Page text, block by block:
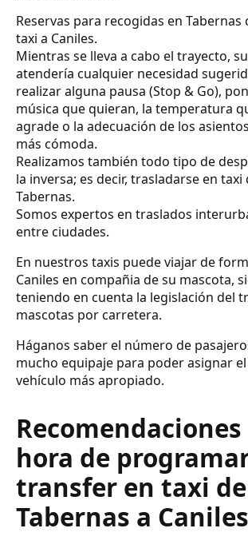
Reservas para recogidas en
taxi a Caniles.
Mientras se lleva a cabo el trayecto,
atendería cualquier necesidad
realizar alguna pausa (Stop & Go),
música que quieran, la temperatura
agrade o la adecuación de los
más cómoda.
Realizamos también todo tipo de
la inversa; es decir, trasladarse en taxi
Tabernas.
Somos expertos en traslados
entre ciudades.
En nuestros taxis puede viajar de
Caniles en compañia de su mascota,
teniendo en cuenta la legislación del
mascotas por carretera.
Háganos saber el número de
mucho equipaje para poder asignar
vehículo más apropiado.
Recomendaciones
hora de
transfer en taxi de
Tabernas a Caniles